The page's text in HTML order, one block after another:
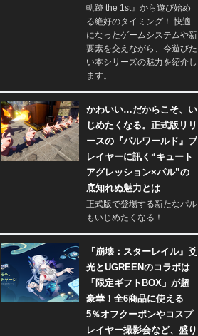
軌跡 the 1st』から遊び始め
る絶好のタイミング！ 快適
になったゲームシステムや新
要素を交えながら、今遊びた
い本シリーズの魅力を紹介し
ます。
かわいい…だからこそ、い
じめたくなる。正式版リリ
ースの『パルワールド』プ
レイヤーに訊く“キュート
アグレッション×パル”の
底知れぬ魅力とは
正式版で登場する新たなパル
もいじめたくなる！
『崩壊：スターレイル』爻
光とUGREENのコラボは
「限定ギフトBOX」が超
豪華！全6商品に使える
5％オフクーポンやコスプ
レイヤー撮影会など、盛り